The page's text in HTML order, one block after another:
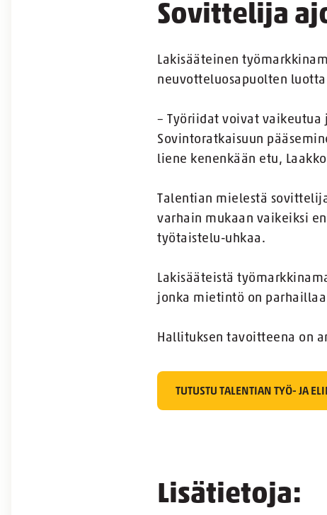
Sovittelija
Lakisääteinen
neuvotteluosapuolten
– Työriidat voivat
Sovintoratkaisuun
liene kenenkään etu,
Talentian mielestä
varhain mukaan vaikeiksi
työtaistelu-uhkaa.
Lakisääteistä
jonka mietintö on
Hallituksen tavoitteena on
TUTUSTU TALENTIAN TYÖ- JA
Lisätietoja: